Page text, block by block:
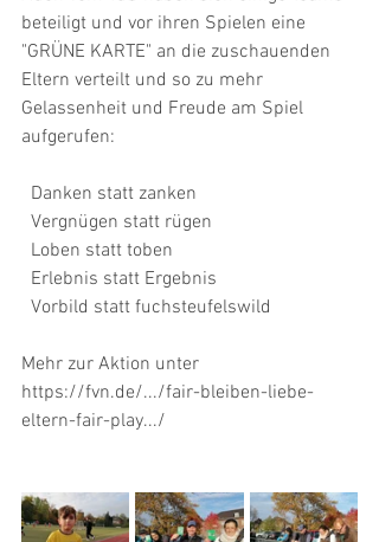
beteiligt und vor ihren Spielen eine
"GRÜNE KARTE" an die zuschauenden
Eltern verteilt und so zu mehr
Gelassenheit und Freude am Spiel
aufgerufen:
  Danken statt zanken
  Vergnügen statt rügen
  Loben statt toben
  Erlebnis statt Ergebnis
  Vorbild statt fuchsteufelswild
Mehr zur Aktion unter
https://fvn.de/.../fair-bleiben-liebe-
eltern-fair-play.../